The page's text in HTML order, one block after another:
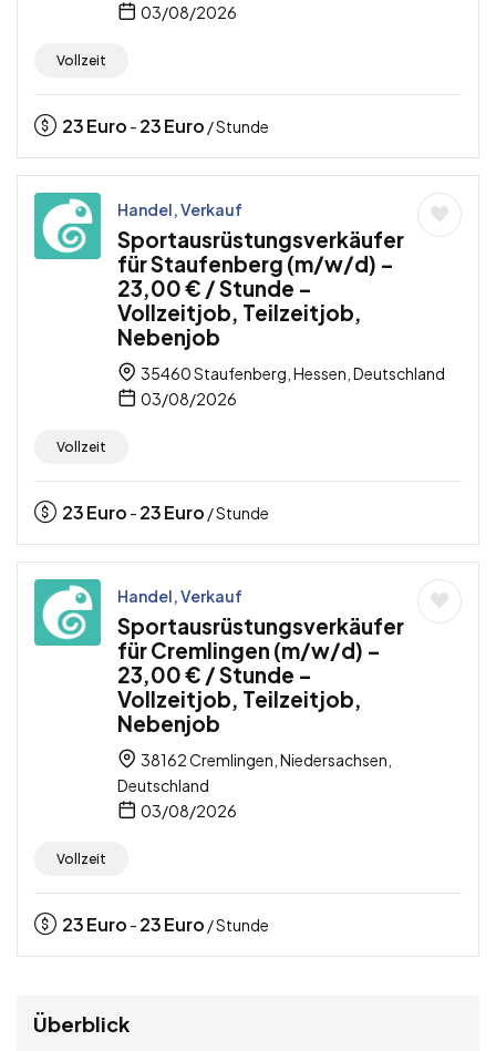
03/08/2026
Vollzeit
23Euro - 23Euro / Stunde
Handel, Verkauf
Sportausrüstungsverkäufer
für Staufenberg (m/w/d) –
23,00 € / Stunde –
Vollzeitjob, Teilzeitjob,
Nebenjob
35460 Staufenberg, Hessen, Deutschland
03/08/2026
Vollzeit
23Euro - 23Euro / Stunde
Handel, Verkauf
Sportausrüstungsverkäufer
für Cremlingen (m/w/d) –
23,00 € / Stunde –
Vollzeitjob, Teilzeitjob,
Nebenjob
38162 Cremlingen, Niedersachsen,
Deutschland
03/08/2026
Vollzeit
23Euro - 23Euro / Stunde
Überblick